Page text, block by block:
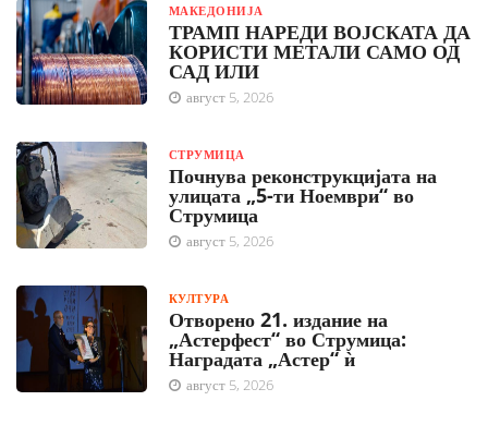
МАКЕДОНИЈА
ТРАМП НАРЕДИ ВОЈСКАТА ДА
КОРИСТИ МЕТАЛИ САМО ОД
САД ИЛИ
август 5, 2026
СТРУМИЦА
Почнува реконструкцијата на
улицата „5-ти Ноември“ во
Струмица
август 5, 2026
КУЛТУРА
Отворено 21. издание на
„Астерфест“ во Струмица:
Наградата „Астер“ ѝ
август 5, 2026